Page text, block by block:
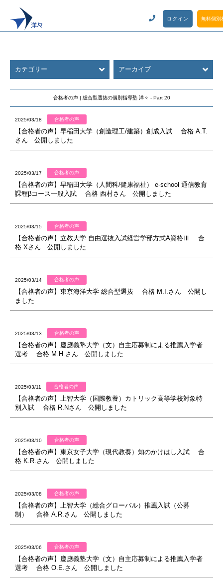
ログイン 無料個別
カテゴリー アーカイブ
合格者の声 | 総合型選抜の個別指導塾 洋々 - Part 20
2025/03/18 合格者の声
【合格者の声】早稲田大学（創造理工/建築）創成入試 合格 A.T.
さん 公開しました
2025/03/17 合格者の声
【合格者の声】早稲田大学（人間科/健康福祉） e-school 通信教育
課程βコース一般入試 合格 西村さん 公開しました
2025/03/15 合格者の声
【合格者の声】立教大学 自由選抜入試経営学部方式A資格Ⅲ 合
格 Xさん 公開しました
2025/03/14 合格者の声
【合格者の声】東京海洋大学 総合型選抜 合格 M.I.さん 公開し
ました
2025/03/13 合格者の声
【合格者の声】慶應義塾大学（文）自主応募制による推薦入学者
選考 合格 M.H.さん 公開しました
2025/03/11 合格者の声
【合格者の声】上智大学（国際教養）カトリック高等学校対象特
別入試 合格 R.Nさん 公開しました
2025/03/10 合格者の声
【合格者の声】東京女子大学（現代教養）知のかけはし入試 合
格 K.R.さん 公開しました
2025/03/08 合格者の声
【合格者の声】上智大学（総合グローバル）推薦入試（公募
制） 合格 A.R.さん 公開しました
2025/03/06 合格者の声
【合格者の声】慶應義塾大学（文）自主応募制による推薦入学者
選考 合格 O.E.さん 公開しました